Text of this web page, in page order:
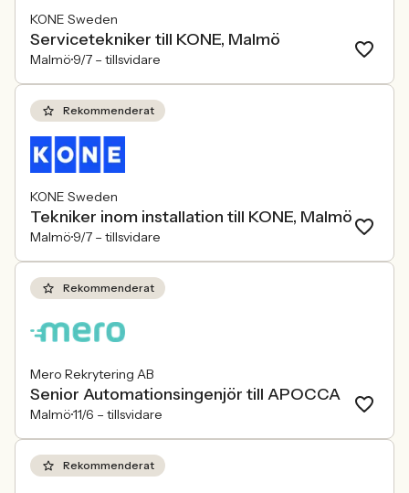
KONE Sweden
Servicetekniker till KONE, Malmö
Malmö 9/7 – tillsvidare
Rekommenderat
KONE Sweden
Tekniker inom installation till KONE, Malmö
Malmö 9/7 – tillsvidare
Rekommenderat
Mero Rekrytering AB
Senior Automationsingenjör till APOCCA
Malmö11/6 – tillsvidare
Rekommenderat